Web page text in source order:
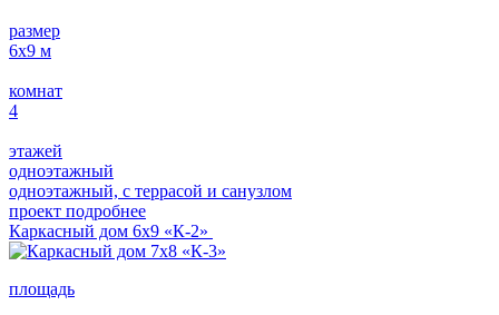
размер
6х9 м
комнат
4
этажей
одноэтажный
одноэтажный, с террасой и санузлом
проект подробнее
Каркасный дом 6х9 «К-2»
площадь